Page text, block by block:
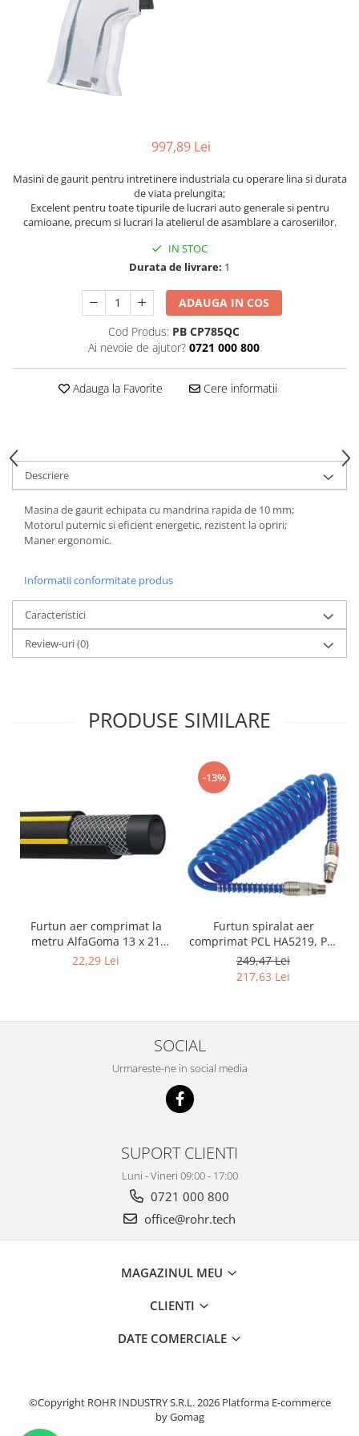
Bormasini pneumatice
Chei pneumatice cu impact
Ciocane daltuitoare pneumatice
Clesti pneumatici
Motoare pneumatice
Pistoale de umflat roti
Pistoale de vopsit
Polizoare unghiulare pneumatice
Polizoare verticale
Scule speciale
Slefuitoare pneumatice
Surubelnite pneumatice
997,89 Lei
Masini de gaurit pentru intretinere industriala cu operare lina si durata
de viata prelungita;
Excelent pentru toate tipurile de lucrari auto generale si pentru
camioane, precum si lucrari la atelierul de asamblare a caroseriilor.
IN STOC
Durata de livrare: 1
ADAUGA IN COS
Cod Produs: PB CP785QC
Ai nevoie de ajutor? 0721 000 800
Adauga la Favorite Cere informatii
Descriere
Masina de gaurit echipata cu mandrina rapida de 10 mm;
Motorul puternic si eficient energetic, rezistent la opriri;
Maner ergonomic.
Informatii conformitate produs
Caracteristici
Review-uri(0)
PRODUSE SIMILARE
Furtun aer comprimat la
metru AlfaGoma 13 x 21
mm, 20 bar, rezistent la
22,29 Lei
-13%
Furtun spiralat aer
comprimat PCL HA5219, PU,
8 x 12 mm, 10 m, filet 1/4"
BSP
249,47 Lei
217,63 Lei
SOCIAL
Urmareste-ne in social media
SUPORT CLIENTI
Luni - Vineri 09:00 - 17:00
0721 000 800
office@rohr.tech
MAGAZINUL MEU
CLIENTI
DATE COMERCIALE
©Copyright ROHR INDUSTRY S.R.L. 2026 Platforma E-commerce
by Gomag